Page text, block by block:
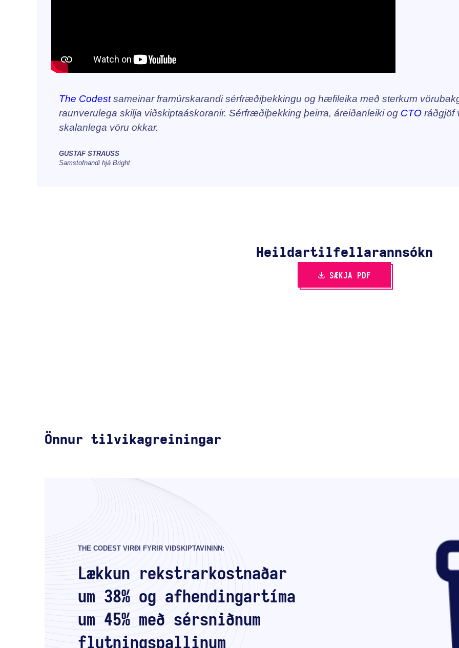
The Codestsameinar framúrskarandi sérfræðiþekkingu og hæfileika með sterkum
raunverulega skilja viðskiptaáskoranir. Sérfræðiþekking þeirra, áreiðanleiki og CTOráðgjöf
skalanlega vöru okkar.
GUSTAF STRAUSS
Samstofnandi hjá Bright
Heildartilfella­rannsókn
SÆKJA PDF
Önnur tilvikagreiningar
THE CODEST VIRÐI FYRIR VIÐSKIPTAVININN:
Lækkun rekstrarkostnaðar
um 38% og afhendingartíma
um 45% með sérsniðnum
flutningspallinum